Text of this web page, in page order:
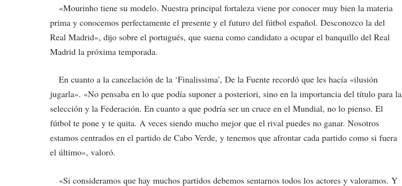
«Mourinho tiene su modelo. Nuestra principal fortaleza viene por conocer muy bien la materia
prima y conocemos perfectamente el presente y el futuro del fútbol español. Desconozco la del
Real Madrid», dijo sobre el portugués, que suena como candidato a ocupar el banquillo del Real
Madrid la próxima temporada.
En cuanto a la cancelación de la ‘Finalissima’, De la Fuente recordó que les hacía «ilusión
jugarla». «No pensaba en lo que podía suponer a posteriori, sino en la importancia del título para la
selección y la Federación. En cuanto a que podría ser un cruce en el Mundial, no lo pienso. El
fútbol te pone y te quita. A veces siendo mucho mejor que el rival puedes no ganar. Nosotros
estamos centrados en el partido de Cabo Verde, y tenemos que afrontar cada partido como si fuera
el último», valoró.
«Si consideramos que hay muchos partidos debemos sentarnos todos los actores y valoramos. Y